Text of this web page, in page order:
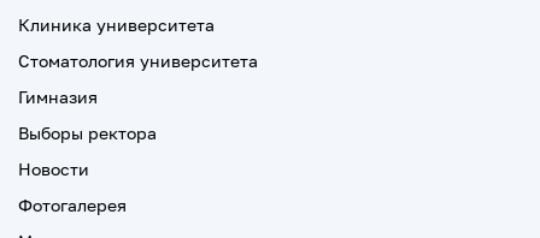
Клиника университета
Стоматология университета
Гимназия
Выборы ректора
Новости
Фотогалерея